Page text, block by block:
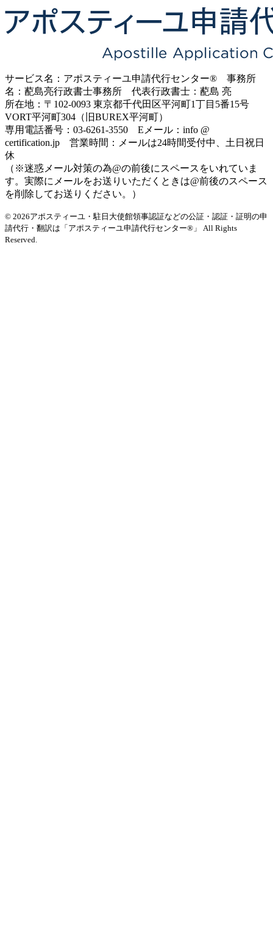
サービス名：アポスティーユ申請代行センター® 事務所
名：蓜島亮行政書士事務所 代表行政書士：蓜島 亮
所在地：〒102-0093 東京都千代田区平河町1丁目5番15号
VORT平河町304（旧BUREX平河町）
専用電話番号：03-6261-3550 Eメール：info @
certification.jp 営業時間：メールは24時間受付中、土日祝日
休
（※迷惑メール対策の為@の前後にスペースをいれていま
す。実際にメールをお送りいただくときは@前後のスペース
を削除してお送りください。）
© 2026アポスティーユ・駐日大使館領事認証などの公証・認証・証明の申
請代行・翻訳は「アポスティーユ申請代行センター®」 All Rights
Reserved.